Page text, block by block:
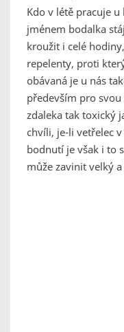
Kdo v létě pracuje
jménem bodalka
kroužit i celé
repelenty, proti
obávaná je u nás
především pro svou
zdaleka tak toxický
chvíli, je-li vetřelec
bodnutí je však i to
může zavinit velký